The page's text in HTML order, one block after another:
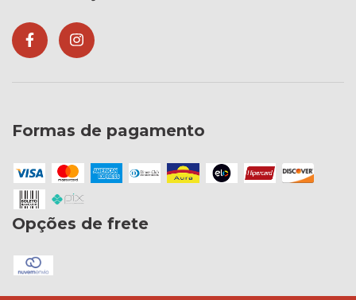
Formas de pagamento
Opções de frete